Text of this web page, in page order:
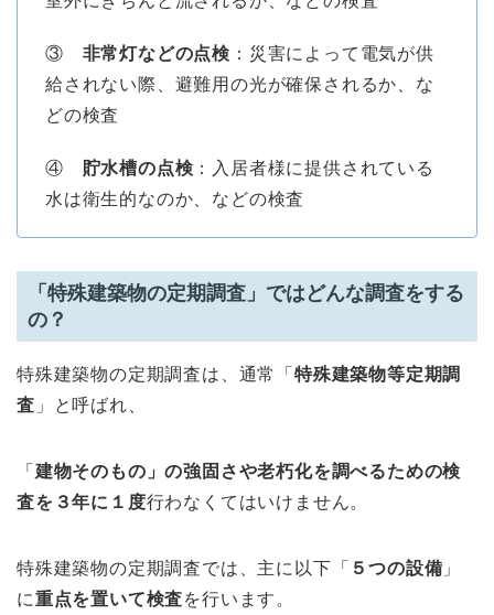
③ 非常灯などの点検 ：災害によって電気が供
給されない際、避難用の光が確保されるか、な
どの検査
④ 貯水槽の点検 ：入居者様に提供されている
水は衛生的なのか、などの検査
「特殊建築物の定期調査」ではどんな調査をする
の？
特殊建築物の定期調査は、通常「 特殊建築物等定期調
査 」と呼ばれ、
「 建物そのもの」の強固さや老朽化を調べるための検
査を３年に１度行わなくてはいけません。
特殊建築物の定期調査では、主に以下「 ５つの設備 」
に重点を置いて検査を行います。